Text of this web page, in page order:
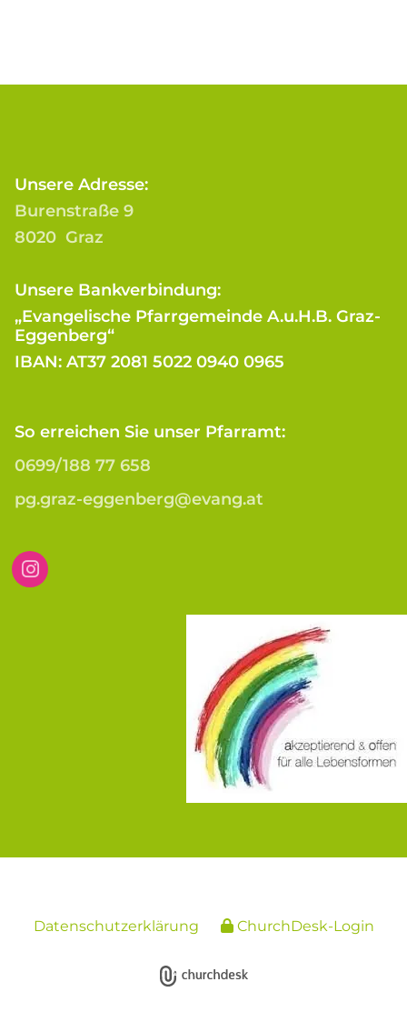
Unsere Adresse:
Burenstraße 9
8020 Graz
Unsere Bankverbindung:
„Evangelische Pfarrgemeinde A.u.H.B. Graz-
Eggenberg“
IBAN: AT37 2081 5022 0940 0965
So erreichen Sie unser Pfarramt:
0699/188 77 658
pg.graz-eggenberg@evang.at
Datenschutzerklärung ChurchDesk-Login